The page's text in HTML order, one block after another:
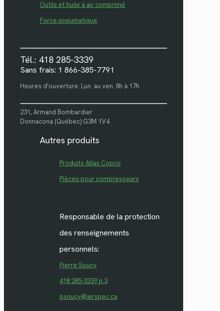
Outils et huile à air comprimé
Force pneumatique
Tél.: 418 285-3339
Sans frais: 1 866-385-7791
Heures d'ouverture: Lun. au ven. 8h à 17h
231, Armand Bombardier
Donnacona (Québec) G3M 1V4
Autres produits
Produits Atlas Copco
Pièces pour compresseurs
Responsable de la protection
des renseignements
personnels:
Pierre Soucy
418 285-3339 p.3
psoucy@airspec.ca